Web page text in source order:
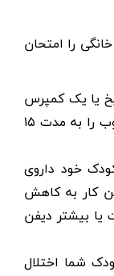
را امتحان
یا یک کمپرس
را به مدت ۱۵
خود داروی
کار به کاهش
یا بیشتر دیفن
شما اختلال